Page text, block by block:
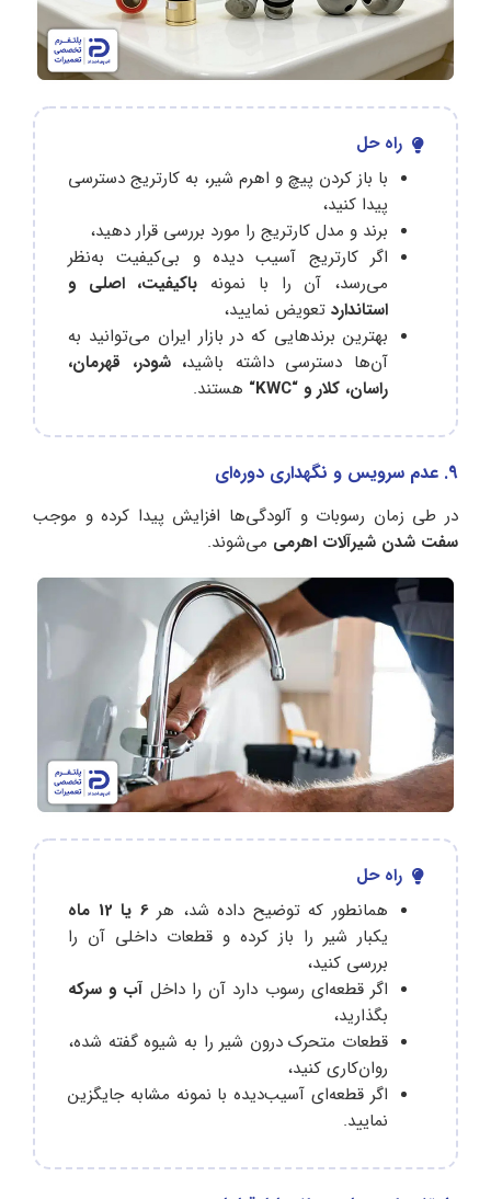
راه حل
با باز کردن پیچ و اهرم شیر، به کارتریج دسترسی
پیدا کنید،
برند و مدل کارتریج را مورد بررسی قرار دهید،
اگر کارتریج آسیب دیده و بی‌کیفیت به‌نظر
می‌رسد، آن را با نمونه باکیفیت، اصلی و
استاندارد تعویض نمایید،
بهترین برندهایی که در بازار ایران می‌توانید به
آن‌ها دسترسی داشته باشید، شودر، قهرمان،
راسان، کلار و “KWC
“ هستند.
9. عدم سرویس و نگهداری دوره‌ای
در طی زمان رسوبات و آلودگی‌ها افزایش پیدا کرده و موجب
سفت شدن شیرآلات اهرمی می‌شوند.
راه حل
همانطور که توضیح داده شد، هر6 یا 12 ماه
یکبار شیر را باز کرده و قطعات داخلی آن را
بررسی کنید،
اگر قطعه‌ای رسوب دارد آن را داخل آب و سرکه
بگذارید،
قطعات متحرک درون شیر را به شیوه گفته شده،
روان‌کاری کنید،
اگر قطعه‌ای آسیب‌دیده با نمونه مشابه جایگزین
نمایید.